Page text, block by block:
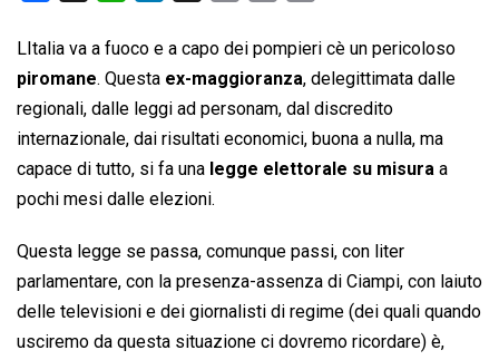
c
e
b
o
o
k
a
t
s
A
p
p
n
k
e
d
I
n
r
e
a
d
s
a
i
l
p
y
L
i
n
i
n
t
LItalia va a fuoco e a capo dei pompieri cè un pericoloso
piromane. Questa ex-maggioranza, delegittimata dalle
regionali, dalle leggi ad personam, dal discredito
internazionale, dai risultati economici, buona a nulla, ma
capace di tutto, si fa una legge elettorale su misura a
pochi mesi dalle elezioni.
Questa legge se passa, comunque passi, con liter
parlamentare, con la presenza-assenza di Ciampi, con laiuto
delle televisioni e dei giornalisti di regime (dei quali quando
usciremo da questa situazione ci dovremo ricordare) è,